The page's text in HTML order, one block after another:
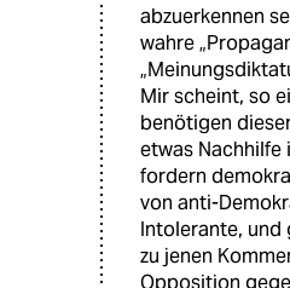
abzuerkennen
wahre
Mir scheint, so
benötigen
etwas Nachhilfe
fordern
von anti-
Intolerante, und
zu jenen
Opposition